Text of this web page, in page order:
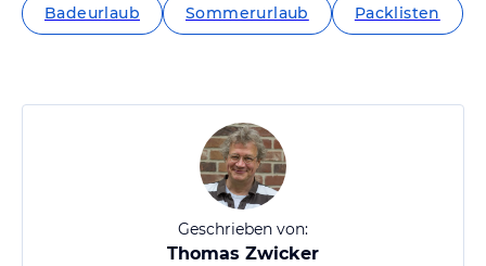
Badeurlaub Sommerurlaub Packlisten
Geschrieben von:
Thomas Zwicker